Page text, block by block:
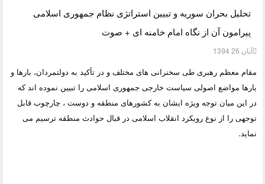
تحلیل بحران سوریه و تبیین استراتژی نظام جمهوری اسلامی
پیرامون آن از نگاه امام خامنه ای + صوت
آبان 26 1394
مقام معظم رهبری طی سخنرانی های مختلف و در تأکید به دولتمردان، بارها و
بارها مواضع اصولی سیاست خارجی جمهوری اسلامی را تبیین نموده اند که
در این میان توجه ویژه ایشان به کشورهای منطقه و دوست ، چارچوب قابل
توجهی را از نوع رویکرد انقلاب اسلامی در قبال حوادث منطقه ترسیم می
نماید.